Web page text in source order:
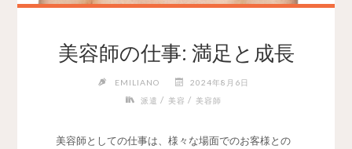
美容師の仕事: 満足と成長
EMILIANO
2024年8月6日
派遣 / 美容 / 美容師
美容師としての仕事は、様々な場面でのお客様との